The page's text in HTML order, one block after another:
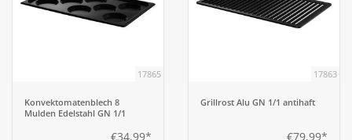
Berufsbekleidung
17865
Konvektomatenblech 8
Mulden Edelstahl GN 1/1
€34,99*
17863
Grillrost Alu GN 1/1 antihaft
€79,99*